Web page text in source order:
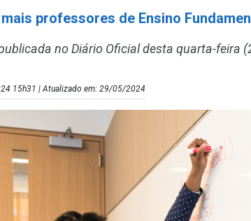
professores de Ensino
no Diário Oficial desta quarta-feira
15h31 | Atualizado em: 29/05/2024